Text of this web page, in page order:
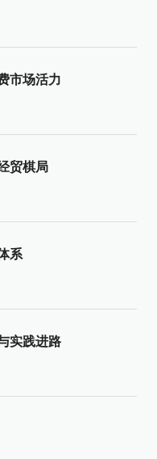
市场活力
贸棋局
系
实践进路